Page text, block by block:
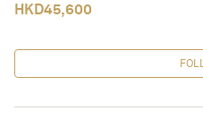
HKD45,600